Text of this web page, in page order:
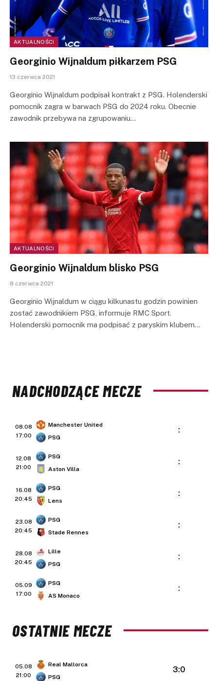
AKTUALNOŚCI
Georginio Wijnaldum piłkarzem PSG
13 czerwca 2021
Georginio Wijnaldum podpisał kontrakt z PSG. Holenderski
pomocnik zagra w barwach PSG do 2024 roku. Obecnie
zawodnik przebywa na zgrupowaniu…
AKTUALNOŚCI
Georginio Wijnaldum blisko PSG
8 czerwca 2021
Georginio Wijnaldum w ciągu kilkunastu godzin powinien
zostać zawodnikiem PSG, informuje RMC Sport.
Holenderski pomocnik ma podpisać z paryskim klubem…
NADCHODZĄCE MECZE
08.08
17:00
Manchester United
PSG
:
12.08
21:00
PSG
Aston Villa
:
16.08
20:45
PSG
Lens
:
23.08
20:45
PSG
Stade Rennes
:
28.08
20:45
Lille
PSG
:
05.09
17:00
PSG
AS Monaco
:
OSTATNIE MECZE
05.08
21:00
Real Mallorca
PSG
3:0